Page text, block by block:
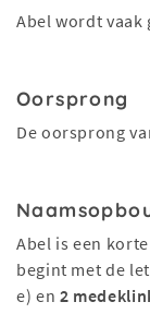
Abel wordt vaak
Oorsprong
De oorsprong
Abel is een
begint met de
e) en 2